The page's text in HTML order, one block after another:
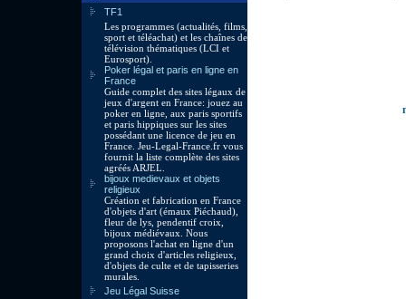
TF1
Les programmes (actualités, films,
sport et téléachat) et les chaînes de
télévision thématiques (LCI et
Eurosport).
Poker légal et paris en ligne en
France
Guide complet des sites légaux de
jeux d'argent en France: jouez au
poker en ligne, aux paris sportifs
et paris hippiques sur les sites
possédant une licence de jeu en
France. Jeu-Legal-France.fr vous
fournit la liste complète des sites
agréés ARJEL.
bijoux medievaux et objets
religieux
Création et fabrication en France
d'objets d'art (émaux Piéchaud),
fleur de lys, pendentif croix,
bijoux médiévaux. Nous
proposons l'achat en ligne d'un
grand choix d'articles religieux,
d'objets de culte et de tapisseries
murales.
Jeu Légal Suisse